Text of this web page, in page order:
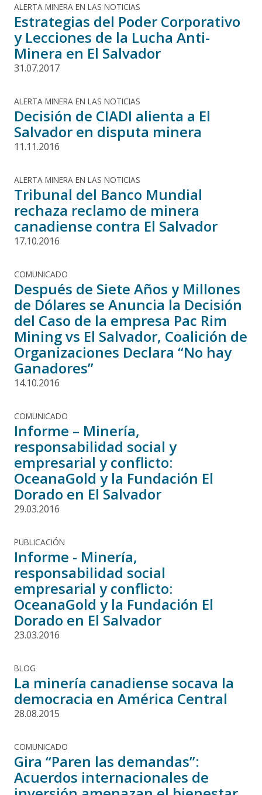
ALERTA MINERA EN LAS NOTICIAS
Estrategias del Poder Corporativo
y Lecciones de la Lucha Anti-
Minera en El Salvador
31.07.2017
ALERTA MINERA EN LAS NOTICIAS
Decisión de CIADI alienta a El
Salvador en disputa minera
11.11.2016
ALERTA MINERA EN LAS NOTICIAS
Tribunal del Banco Mundial
rechaza reclamo de minera
canadiense contra El Salvador
17.10.2016
COMUNICADO
Después de Siete Años y Millones
de Dólares se Anuncia la Decisión
del Caso de la empresa Pac Rim
Mining vs El Salvador, Coalición de
Organizaciones Declara “No hay
Ganadores”
14.10.2016
COMUNICADO
Informe – Minería,
responsabilidad social y
empresarial y conflicto:
OceanaGold y la Fundación El
Dorado en El Salvador
29.03.2016
PUBLICACIÓN
Informe - Minería,
responsabilidad social
empresarial y conflicto:
OceanaGold y la Fundación El
Dorado en El Salvador
23.03.2016
BLOG
La minería canadiense socava la
democracia en América Central
28.08.2015
COMUNICADO
Gira “Paren las demandas”:
Acuerdos internacionales de